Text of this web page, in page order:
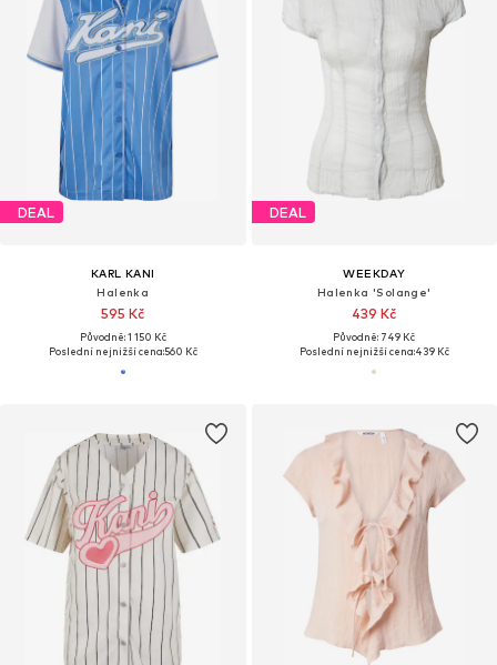
DEAL
KARL KANI
Halenka
595 Kč
Původně: 1 150 Kč
Poslední nejnižší cena:560 Kč
DEAL
WEEKDAY
Halenka 'Solange'
439 Kč
Původně: 749 Kč
Poslední nejnižší cena:439 Kč